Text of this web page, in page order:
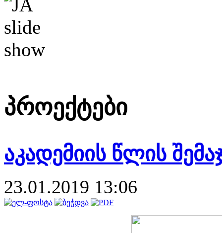
პროექტები
აკადემიის წლის
23.01.2019 13:06